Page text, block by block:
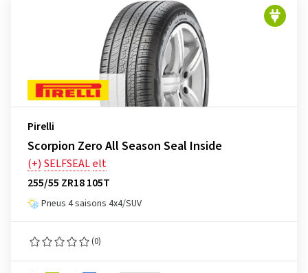
Pirelli
Scorpion Zero All Season Seal Inside
(+) SELFSEALelt
255/55 ZR18 105T
Pneus 4 saisons 4x4/SUV
(0)